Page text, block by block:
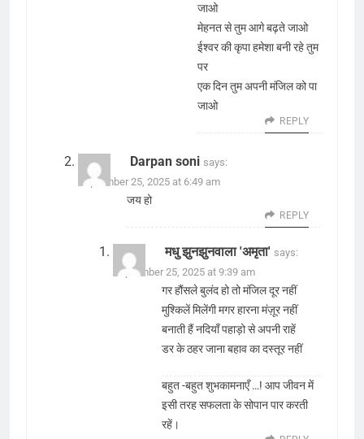
जाओ
मेहनत से तुम आगे बढ़ते जाओ
ईश्वर की कृपा हमेशा बनी रहे तुम
पर
एक दिन तुम अपनी मंजिल को पा
जाओ
REPLY
Darpan soni says:
September 25, 2025 at 6:49 am
जय हो
REPLY
मधु झुनझुनवाला 'अमृता' says:
September 25, 2025 at 9:39 am
गर हौंसले बुलंद हो तो मंजिल दूर नहीं
मुश्किलें मिलेंगी मगर हारना मंज़ूर नहीं
बनाती हैं नदियाँ पहाड़ो से अपनी राहें
डर के ठहर जाना बहाव का दस्तूर नहीं
बहुत -बहुत शुभकामनाएँ …! आप जीवन में
इसी तरह सफलता के सोपान पार करती
रहें।